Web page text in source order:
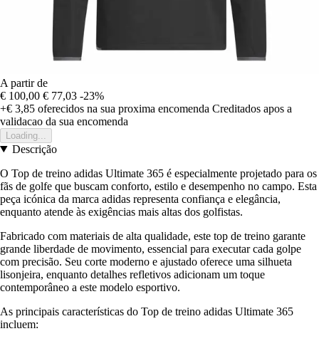
A partir de
€ 100,00 € 77,03 -23%
+€ 3,85 oferecidos na sua proxima encomenda Creditados apos a
validacao da sua encomenda
Loading...
Descrição
O Top de treino adidas Ultimate 365 é especialmente projetado para os
fãs de golfe que buscam conforto, estilo e desempenho no campo. Esta
peça icónica da marca adidas representa confiança e elegância,
enquanto atende às exigências mais altas dos golfistas.
Fabricado com materiais de alta qualidade, este top de treino garante
grande liberdade de movimento, essencial para executar cada golpe
com precisão. Seu corte moderno e ajustado oferece uma silhueta
lisonjeira, enquanto detalhes refletivos adicionam um toque
contemporâneo a este modelo esportivo.
As principais características do Top de treino adidas Ultimate 365
incluem: